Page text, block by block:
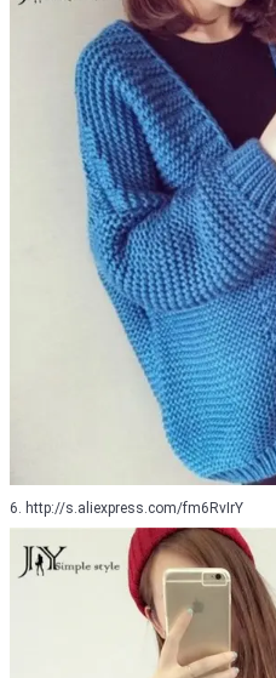
6. http://s.aliexpress.com/fm6RvIrY